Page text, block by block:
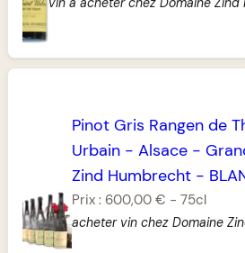
Pinot Gris Rangen de
Urbain -Alsace -
Zind Humbrecht -
Prix : 600,00 € -75cl
acheter vin chez Domaine